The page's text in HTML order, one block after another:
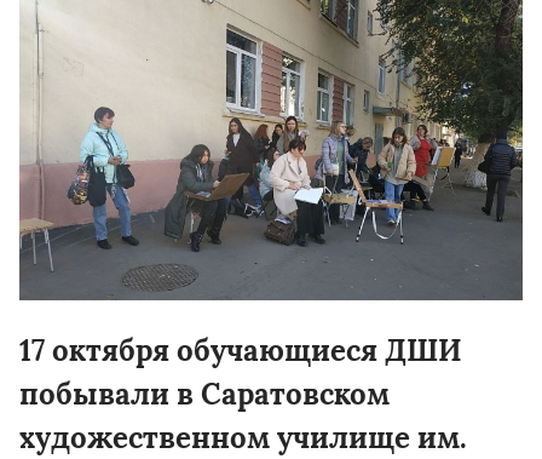
17 октября обучающиеся ДШИ
побывали в Саратовском
художественном училище им.